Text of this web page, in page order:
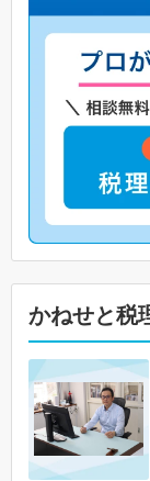
かねせと税